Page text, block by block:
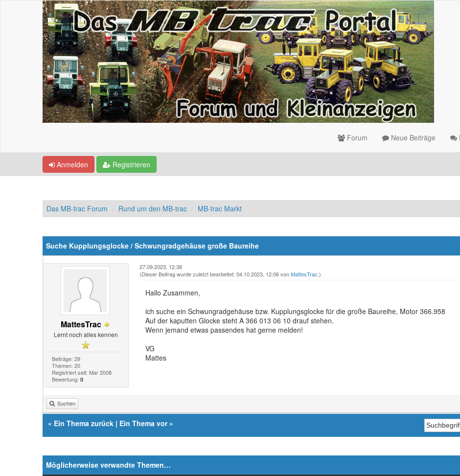
Forum Neue Beiträge
Anmelden Registrieren
Das MB-trac Forum Rund um den MB-trac MB-trac Markt
Suche Kupplungsglocke / Schwungradgehäuse große Baureihe
MattesTrac
Lernt noch alles kennen
Beiträge: 29
Themen: 20
Registriert seit: Mar 2008
Bewertung: 0
27.09.2023, 12:38
(Dieser Beitrag wurde zuletzt bearbeitet: 04.10.2023, 12:06 vonMattesTrac .)
Hallo Zusammen,
ich suche ein Schwungradgehäuse bzw. Kupplungsglocke für die große Baureihe, Motor 366.958
Auf der kaputten Glocke steht A 366 013 06 10 drauf stehen.
Wenn jemand etwas passendes hat gerne melden!
VG
Mattes
Suchen
« Ein Thema zurück | Ein Thema vor»
Möglicherweise verwandte Themen…